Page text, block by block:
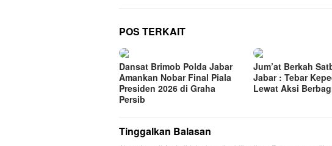
POS TERKAIT
Dansat Brimob Polda Jabar
Amankan Nobar Final Piala
Presiden 2026 di Graha
Persib
Jum’at Berkah
Jabar : Tebar
Lewat Aksi
Tinggalkan Balasan